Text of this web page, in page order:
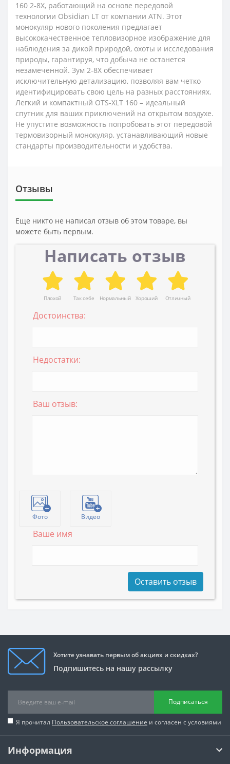
160 2-8X, работающий на основе передовой
технологии Obsidian LT от компании ATN. Этот
монокуляр нового поколения предлагает
высококачественное тепловизорное изображение для
наблюдения за дикой природой, охоты и исследования
природы, гарантируя, что добыча не останется
незамеченной. Зум 2-8X обеспечивает
исключительную детализацию, позволяя вам четко
идентифицировать свою цель на разных расстояниях.
Легкий и компактный OTS-XLT 160 – идеальный
спутник для ваших приключений на открытом воздухе.
Не упустите возможность попробовать этот передовой
термовизорный монокуляр, устанавливающий новые
стандарты производительности и удобства.
Отзывы
Еще никто не написал отзыв об этом товаре, вы
можете быть первым.
Написать отзыв
Плохой Так себе Нормальный Хороший Отличный
Достоинства:
Недостатки:
Ваш отзыв:
Фото Видео
Ваше имя
Оставить отзыв
Хотите узнавать первым об акциях и скидках?
Подпишитесь на нашу рассылку
Подписаться
Я прочитал Пользовательское соглашение и согласен с условиями
Информация